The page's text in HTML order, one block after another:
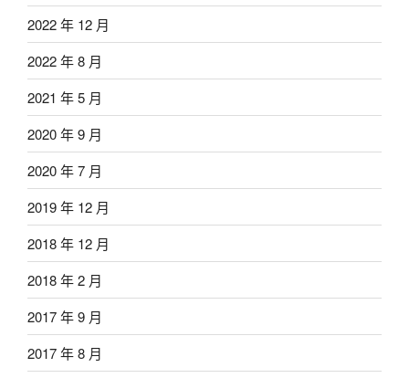
2022 年 12 月
2022 年 8 月
2021 年 5 月
2020 年 9 月
2020 年 7 月
2019 年 12 月
2018 年 12 月
2018 年 2 月
2017 年 9 月
2017 年 8 月